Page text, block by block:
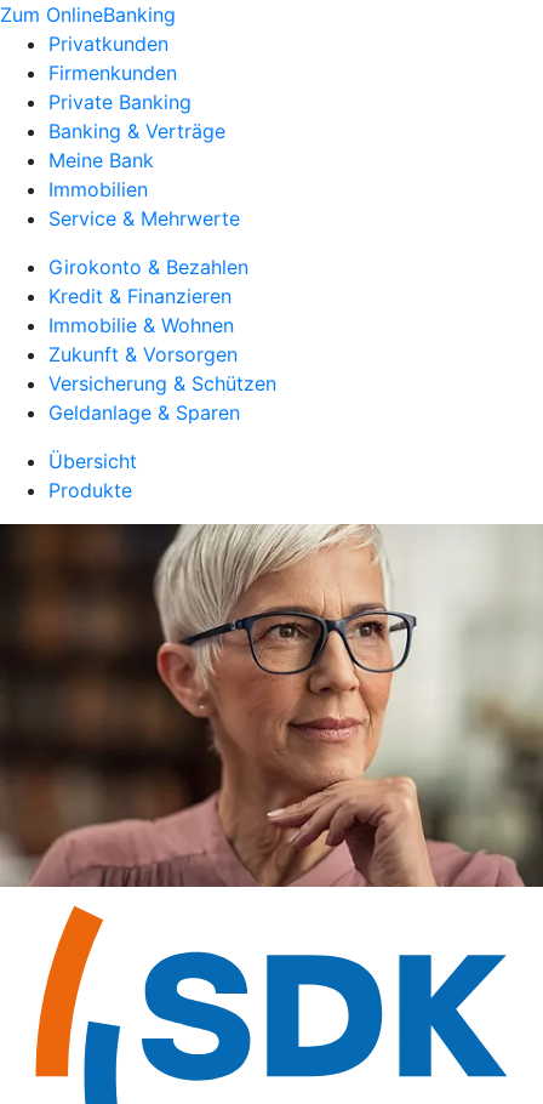
Zum OnlineBanking
Privatkunden
Firmenkunden
Private Banking
Banking & Verträge
Meine Bank
Immobilien
Service & Mehrwerte
Girokonto & Bezahlen
Kredit & Finanzieren
Immobilie & Wohnen
Zukunft & Vorsorgen
Versicherung & Schützen
Geldanlage & Sparen
Übersicht
Produkte